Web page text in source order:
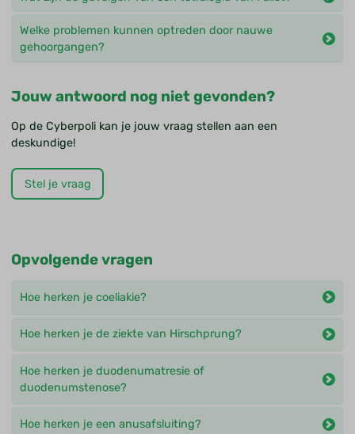
Welke problemen kunnen optreden door nauwe
gehoorgangen?
Jouw antwoord nog niet gevonden?
Op de Cyberpoli kan je jouw vraag stellen aan een
deskundige!
Stel je vraag
Opvolgende vragen
Hoe herken je coeliakie?
Hoe herken je de ziekte van Hirschprung?
Hoe herken je duodenumatresie of
duodenumstenose?
Hoe herken je een anusafsluiting?